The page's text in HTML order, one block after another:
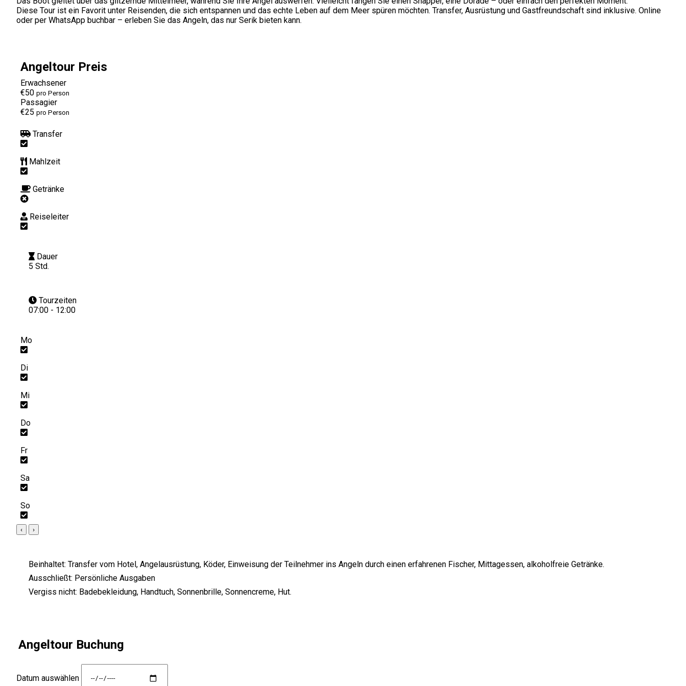
Diese Tour ist ein Favorit unter Reisenden, die sich entspannen und das echte Leben auf dem Meer spüren möchten. Transfer, Ausrüstung und Gastfreundschaft sind inklusive. Online
oder per WhatsApp buchbar – erleben Sie das Angeln, das nur Serik bieten kann.
Angeltour Preis
Erwachsener
€50 pro Person
Passagier
€25 pro Person
Transfer
Mahlzeit
Getränke
Reiseleiter
Dauer
5 Std.
Tourzeiten
07:00 - 12:00
Mo
Di
Mi
Do
Fr
Sa
So
‹ ›
Beinhaltet: Transfer vom Hotel, Angelausrüstung, Köder, Einweisung der Teilnehmer ins Angeln durch einen erfahrenen Fischer, Mittagessen, alkoholfreie Getränke.
Ausschließt: Persönliche Ausgaben
Vergiss nicht: Badebekleidung, Handtuch, Sonnenbrille, Sonnencreme, Hut.
Angeltour Buchung
Datum auswählen